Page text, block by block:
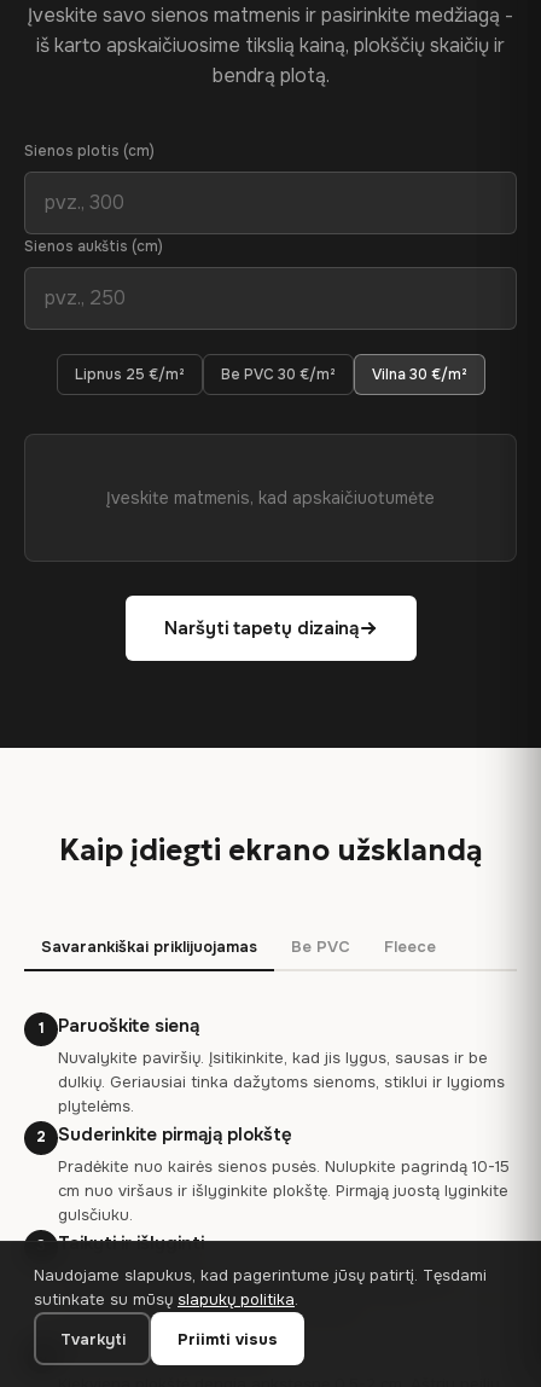
Įveskite savo sienos matmenis ir pasirinkite medžiagą -
iš karto apskaičiuosime tikslią kainą, plokščių skaičių ir
bendrą plotą.
Sienos plotis (cm)
Sienos aukštis (cm)
Lipnus 25 €/m² Be PVC 30 €/m² Vilna 30 €/m²
Įveskite matmenis, kad apskaičiuotumėte
Naršyti tapetų dizainą
Kaip įdiegti ekrano užsklandą
Savarankiškai priklijuojamas Be PVC Fleece
1 Paruoškite sieną
Nuvalykite paviršių. Įsitikinkite, kad jis lygus, sausas ir be
dulkių. Geriausiai tinka dažytoms sienoms, stiklui ir lygioms
plytelėms.
2 Suderinkite pirmąją plokštę
Pradėkite nuo kairės sienos pusės. Nulupkite pagrindą 10-15
cm nuo viršaus ir išlyginkite plokštę. Pirmąją juostą lyginkite
gulsčiuku.
3 Taikyti ir išlyginti
Palaipsniui nulupkite pagrindą ir išlyginkite tapetą ant
sienos gremžtuku arba minkšta šluoste. Dirbkite nuo centro
į išorę, kad išstumtumėte oro burbuliukus.
4 Persidengimas ir apdaila
Naudojame slapukus, kad pagerintume jūsų patirtį. Tęsdami
sutinkate su mūsų slapukų politika.
Tvarkyti
Priimti visus